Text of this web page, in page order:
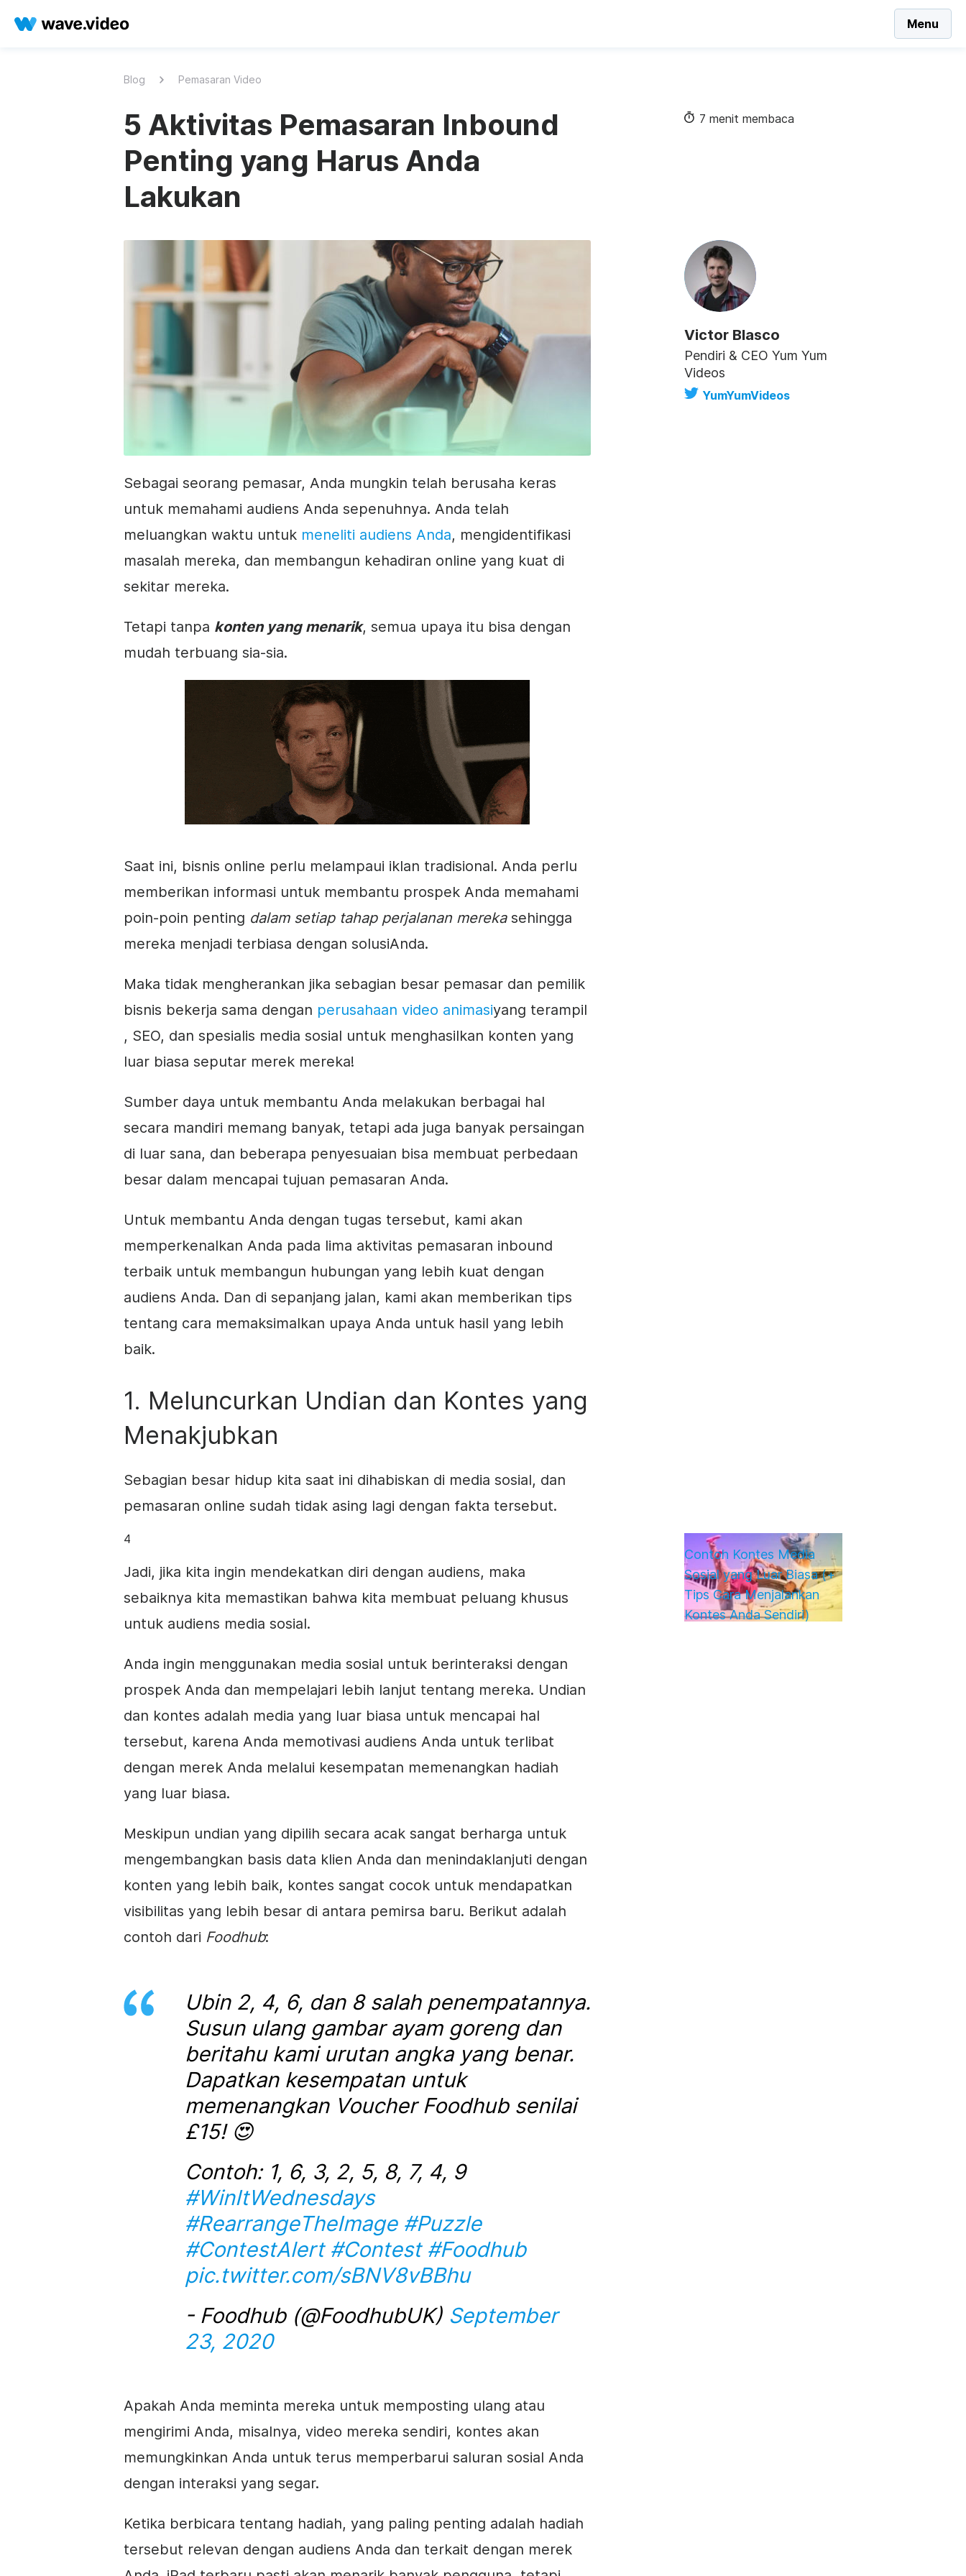
Menu
Blog Pemasaran Video
5 Aktivitas Pemasaran Inbound
Penting yang Harus Anda
Lakukan
7 menit membaca
Victor Blasco
Pendiri & CEO Yum Yum
Videos
YumYumVideos
Sebagai seorang pemasar, Anda mungkin telah berusaha keras
untuk memahami audiens Anda sepenuhnya. Anda telah
meluangkan waktu untuk meneliti audiens Anda, mengidentifikasi
masalah mereka, dan membangun kehadiran online yang kuat di
sekitar mereka.
Tetapi tanpa konten yang menarik, semua upaya itu bisa dengan
mudah terbuang sia-sia.
Saat ini, bisnis online perlu melampaui iklan tradisional. Anda perlu
memberikan informasi untuk membantu prospek Anda memahami
poin-poin penting dalam setiap tahap perjalanan merekasehingga
mereka menjadi terbiasa dengan solusiAnda.
Maka tidak mengherankan jika sebagian besar pemasar dan pemilik
bisnis bekerja sama dengan perusahaan video animasiyang terampil
, SEO, dan spesialis media sosial untuk menghasilkan konten yang
luar biasa seputar merek mereka!
Sumber daya untuk membantu Anda melakukan berbagai hal
secara mandiri memang banyak, tetapi ada juga banyak persaingan
di luar sana, dan beberapa penyesuaian bisa membuat perbedaan
besar dalam mencapai tujuan pemasaran Anda.
Untuk membantu Anda dengan tugas tersebut, kami akan
memperkenalkan Anda pada lima aktivitas pemasaran inbound
terbaik untuk membangun hubungan yang lebih kuat dengan
audiens Anda. Dan di sepanjang jalan, kami akan memberikan tips
tentang cara memaksimalkan upaya Anda untuk hasil yang lebih
baik.
1. Meluncurkan Undian dan Kontes yang
Menakjubkan
Sebagian besar hidup kita saat ini dihabiskan di media sosial, dan
pemasaran online sudah tidak asing lagi dengan fakta tersebut.
4
Contoh Kontes Media
Sosial yang Luar Biasa (+
Tips Cara Menjalankan
Kontes Anda Sendiri)
Jadi, jika kita ingin mendekatkan diri dengan audiens, maka
sebaiknya kita memastikan bahwa kita membuat peluang khusus
untuk audiens media sosial.
Anda ingin menggunakan media sosial untuk berinteraksi dengan
prospek Anda dan mempelajari lebih lanjut tentang mereka. Undian
dan kontes adalah media yang luar biasa untuk mencapai hal
tersebut, karena Anda memotivasi audiens Anda untuk terlibat
dengan merek Anda melalui kesempatan memenangkan hadiah
yang luar biasa.
Meskipun undian yang dipilih secara acak sangat berharga untuk
mengembangkan basis data klien Anda dan menindaklanjuti dengan
konten yang lebih baik, kontes sangat cocok untuk mendapatkan
visibilitas yang lebih besar di antara pemirsa baru. Berikut adalah
contoh dari Foodhub:
Ubin 2, 4, 6, dan 8 salah penempatannya.
Susun ulang gambar ayam goreng dan
beritahu kami urutan angka yang benar.
Dapatkan kesempatan untuk
memenangkan Voucher Foodhub senilai
£15! 😍
Contoh: 1, 6, 3, 2, 5, 8, 7, 4, 9
#WinItWednesdays
#RearrangeTheImage #Puzzle
#ContestAlert #Contest #Foodhub
pic.twitter.com/sBNV8vBBhu
- Foodhub (@FoodhubUK) September
23, 2020
Apakah Anda meminta mereka untuk memposting ulang atau
mengirimi Anda, misalnya, video mereka sendiri, kontes akan
memungkinkan Anda untuk terus memperbarui saluran sosial Anda
dengan interaksi yang segar.
Ketika berbicara tentang hadiah, yang paling penting adalah hadiah
tersebut relevan dengan audiens Anda dan terkait dengan merek